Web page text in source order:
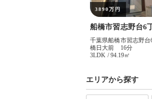
エリアから探す